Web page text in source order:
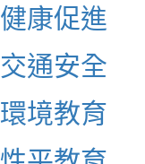
健康促進
交通安全
環境教育